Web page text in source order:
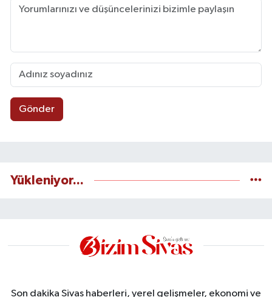
Gönder
Yükleniyor...
Son dakika Sivas haberleri, yerel gelişmeler, ekonomi ve